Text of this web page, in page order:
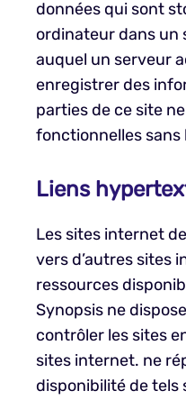
données qui sont
ordinateur dans un
auquel un serveur
enregistrer des
parties de ce site
fonctionnelles sans
Liens
Les sites internet
vers d’autres sites
ressources
Synopsis ne
contrôler les sites
sites internet. ne
disponibilité de tels